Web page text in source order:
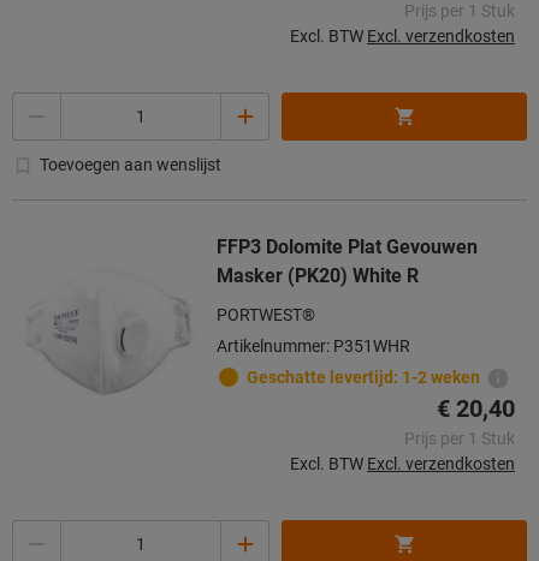
Prijs per 1 Stuk
Excl. BTW Excl. verzendkosten
Toevoegen aan wenslijst
FFP3 Dolomite Plat Gevouwen
Masker (PK20) White R
PORTWEST®
Artikelnummer: P351WHR
Geschatte levertijd: 1-2 weken
€ 20,40
Prijs per 1 Stuk
Excl. BTW Excl. verzendkosten